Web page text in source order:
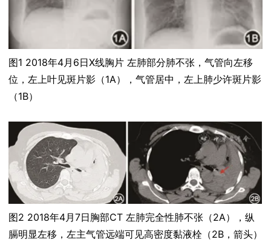
图1 2018年4月6日X线胸片 左肺部分肺不张，气管向左移
位，左上叶见斑片影（1A），气管居中，左上肺少许斑片影
（1B）
图2 2018年4月7日胸部CT 左肺完全性肺不张（2A），纵
膈明显左移，左主气管远端可见高密度黏液栓（2B，箭头）